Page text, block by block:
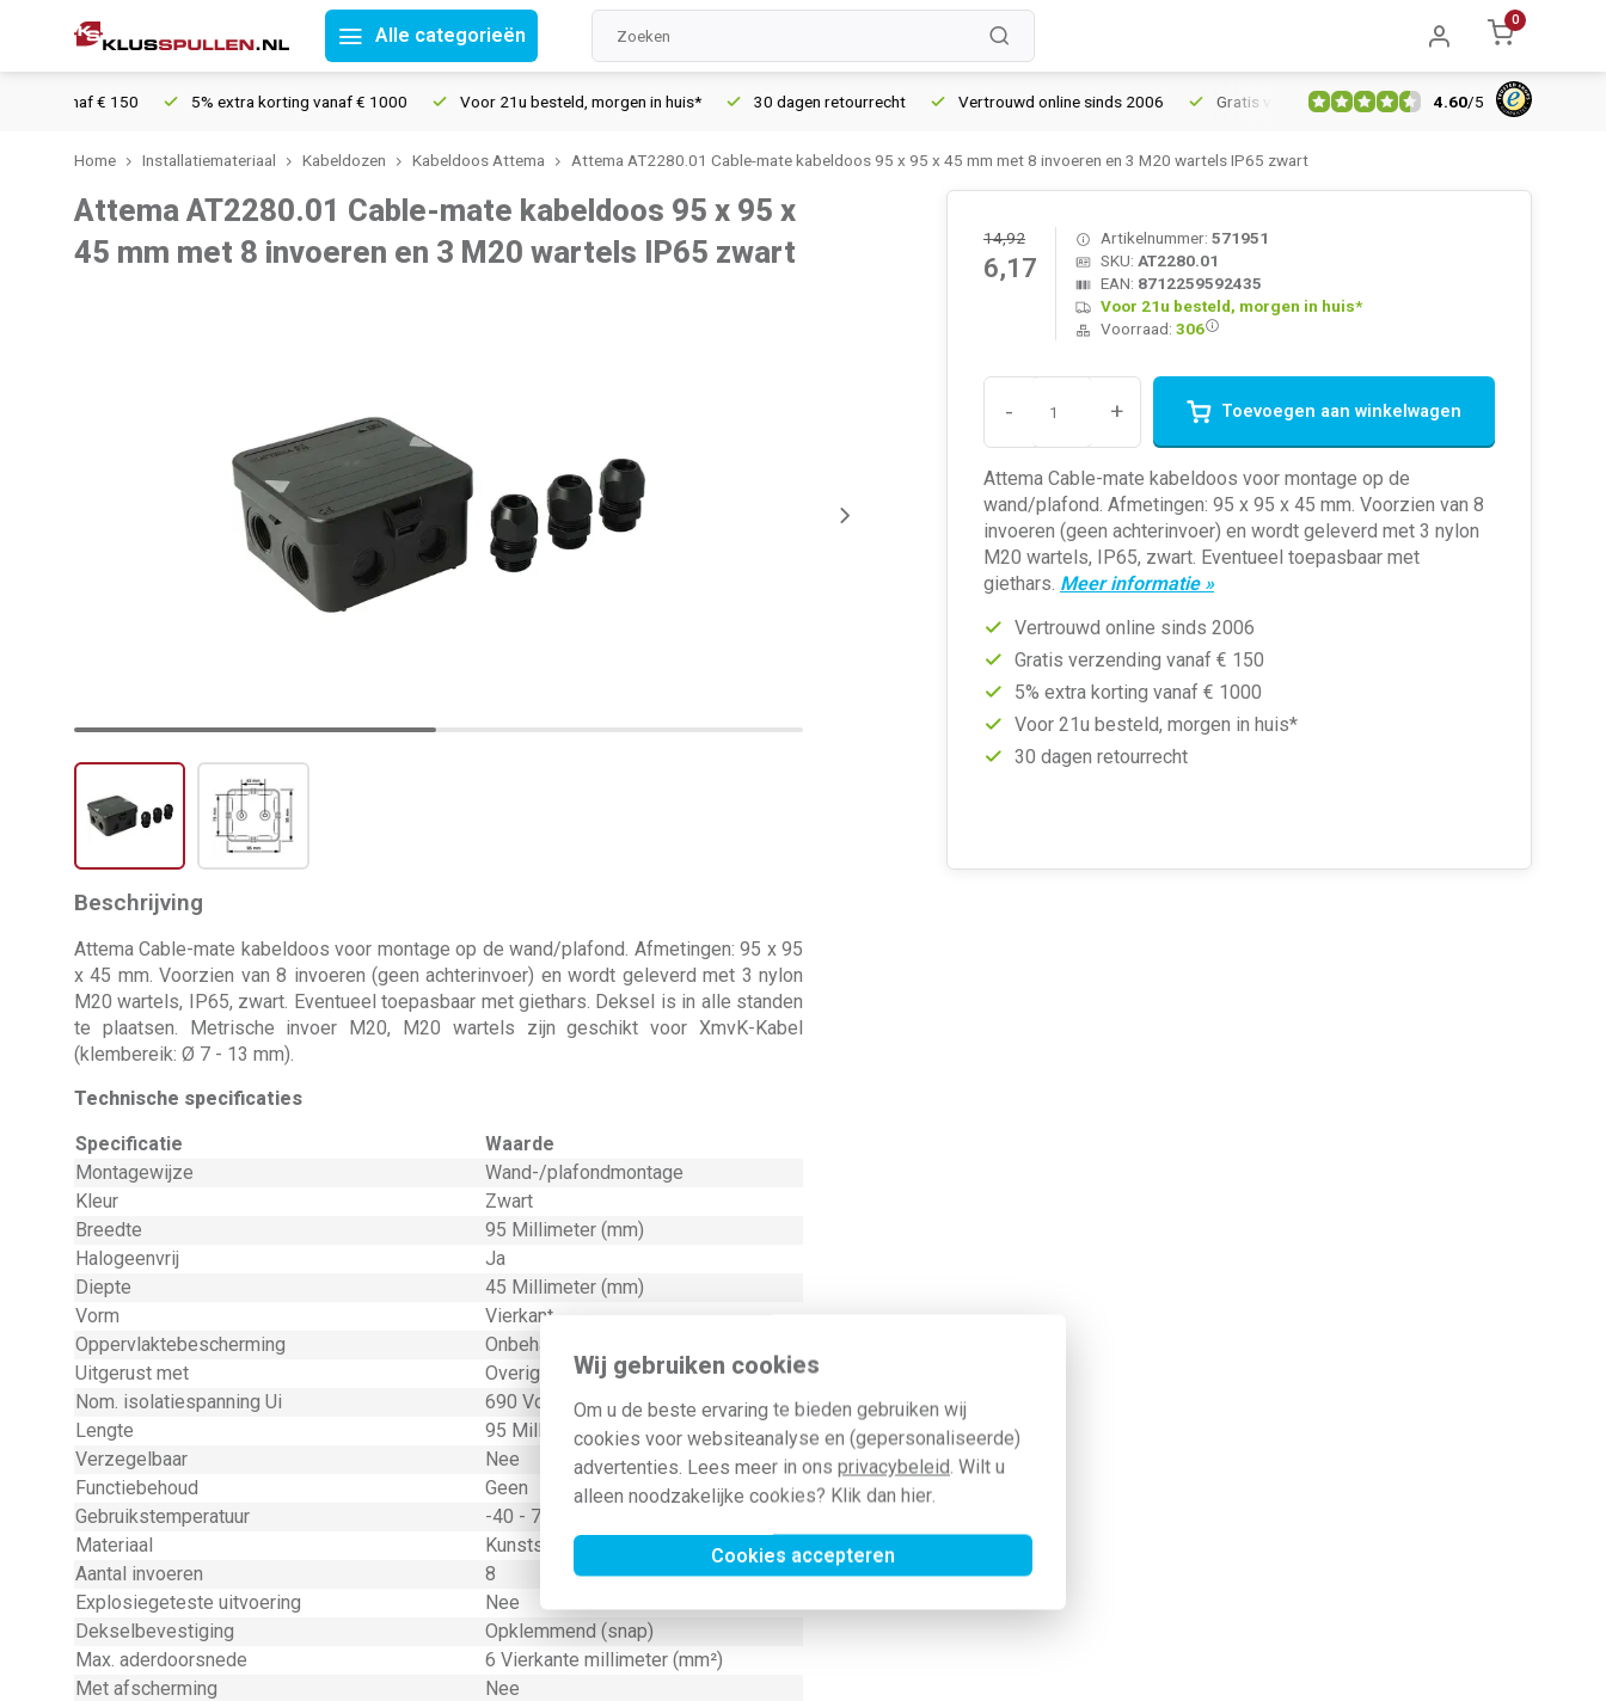
Wij gebruiken cookies
Om u de beste ervaring te bieden gebruiken wij
cookies voor websiteanalyse en (gepersonaliseerde)
advertenties. Lees meer in ons privacybeleid. Wilt u
alleen noodzakelijke cookies? Klik dan hier.
Cookies accepteren
Alle categorieën
0
vanaf € 150 5% extra korting vanaf € 1000 Voor 21u besteld, morgen in huis* 30 dagen retourrecht Vertrouwd online sinds 2006 Gratis verzending vanaf € 150 5% extra korting vanaf
4.60/5
Home Installatiemateriaal Kabeldozen Kabeldoos Attema Attema AT2280.01 Cable-mate kabeldoos 95 x 95 x 45 mm met 8 invoeren en 3 M20 wartels IP65 zwart
Attema AT2280.01 Cable-mate kabeldoos 95 x 95 x
45 mm met 8 invoeren en 3 M20 wartels IP65 zwart
14,92
6,17
Artikelnummer: 571951
SKU: AT2280.01
EAN: 8712259592435
Voor 21u besteld, morgen in huis*
Voorraad: 306
- + Toevoegen aan winkelwagen
Attema Cable-mate kabeldoos voor montage op de
wand/plafond. Afmetingen: 95 x 95 x 45 mm. Voorzien van 8
invoeren (geen achterinvoer) en wordt geleverd met 3 nylon
M20 wartels, IP65, zwart. Eventueel toepasbaar met
giethars. Meer informatie »
Vertrouwd online sinds 2006
Gratis verzending vanaf € 150
5% extra korting vanaf € 1000
Voor 21u besteld, morgen in huis*
30 dagen retourrecht
Beschrijving
Attema Cable-mate kabeldoos voor montage op de wand/plafond. Afmetingen: 95 x 95
x 45 mm. Voorzien van 8 invoeren (geen achterinvoer) en wordt geleverd met 3 nylon
M20 wartels, IP65, zwart. Eventueel toepasbaar met giethars. Deksel is in alle standen
te plaatsen. Metrische invoer M20, M20 wartels zijn geschikt voor XmvK-Kabel
(klembereik: Ø 7 - 13 mm).
Technische specificaties
Specificatie
Waarde
Montagewijze
Wand-/plafondmontage
Kleur
Zwart
Breedte
95 Millimeter (mm)
Halogeenvrij
Ja
Diepte
45 Millimeter (mm)
Vorm
Vierkant
Oppervlaktebescherming
Onbehandeld
Uitgerust met
Overig
Nom. isolatiespanning Ui
690 Volt (V)
Lengte
95 Millimeter (mm)
Verzegelbaar
Nee
Functiebehoud
Geen
Gebruikstemperatuur
-40 - 70 graden Celsius (°C)
Materiaal
Kunststof
Aantal invoeren
8
Explosiegeteste uitvoering
Nee
Dekselbevestiging
Opklemmend (snap)
Max. aderdoorsnede
6 Vierkante millimeter (mm²)
Met afscherming
Nee